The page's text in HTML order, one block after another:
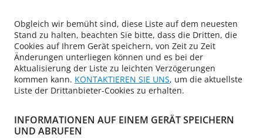
Obgleich wir bemüht sind, diese Liste auf dem neuesten
Stand zu halten, beachten Sie bitte, dass die Dritten, die
Cookies auf Ihrem Gerät speichern, von Zeit zu Zeit
Änderungen unterliegen können und es bei der
Aktualisierung der Liste zu leichten Verzögerungen
kommen kann. KONTAKTIEREN SIE UNS, um die aktuellste
Liste der Drittanbieter-Cookies zu erhalten.
INFORMATIONEN AUF EINEM GERÄT SPEICHERN
UND ABRUFEN